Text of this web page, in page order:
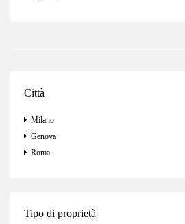
Città
Milano
Genova
Roma
Tipo di proprietà